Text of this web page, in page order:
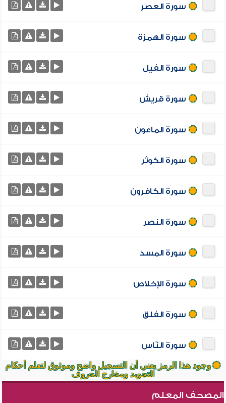
سورة العصر
سورة الهمزة
سورة الفيل
سورة قريش
سورة الماعون
سورة الكوثر
سورة الكافرون
سورة النصر
سورة المسد
سورة الإخلاص
سورة الفلق
سورة النّاس
وجود هذا الرمز يعني أن التسجيل واضح وموثوق لتعلم أحكام
التجويد ومخارج الحروف
المصحف المعلم